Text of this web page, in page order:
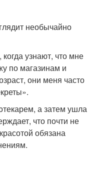
необычайно
узнают, что мне
по магазинам и
они меня часто
а затем ушла
что почти не
обязана